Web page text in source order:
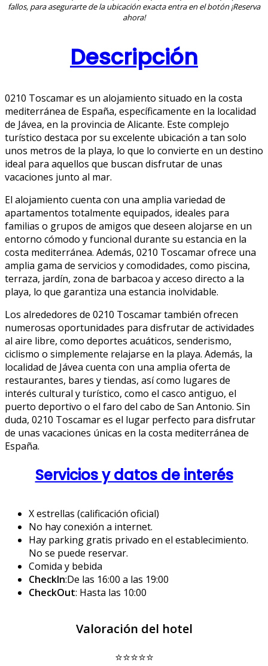
fallos, para asegurarte de la ubicación exacta entra en el botón ¡Reserva
ahora!
Descripción
0210 Toscamar es un alojamiento situado en la costa
mediterránea de España, específicamente en la localidad
de Jávea, en la provincia de Alicante. Este complejo
turístico destaca por su excelente ubicación a tan solo
unos metros de la playa, lo que lo convierte en un destino
ideal para aquellos que buscan disfrutar de unas
vacaciones junto al mar.
El alojamiento cuenta con una amplia variedad de
apartamentos totalmente equipados, ideales para
familias o grupos de amigos que deseen alojarse en un
entorno cómodo y funcional durante su estancia en la
costa mediterránea. Además, 0210 Toscamar ofrece una
amplia gama de servicios y comodidades, como piscina,
terraza, jardín, zona de barbacoa y acceso directo a la
playa, lo que garantiza una estancia inolvidable.
Los alrededores de 0210 Toscamar también ofrecen
numerosas oportunidades para disfrutar de actividades
al aire libre, como deportes acuáticos, senderismo,
ciclismo o simplemente relajarse en la playa. Además, la
localidad de Jávea cuenta con una amplia oferta de
restaurantes, bares y tiendas, así como lugares de
interés cultural y turístico, como el casco antiguo, el
puerto deportivo o el faro del cabo de San Antonio. Sin
duda, 0210 Toscamar es el lugar perfecto para disfrutar
de unas vacaciones únicas en la costa mediterránea de
España.
Servicios y datos de interés
X estrellas (calificación oficial)
No hay conexión a internet.
Hay parking gratis privado en el establecimiento.
No se puede reservar.
Comida y bebida
CheckIn:De las 16:00 a las 19:00
CheckOut: Hasta las 10:00
Valoración del hotel
⭐⭐⭐⭐⭐